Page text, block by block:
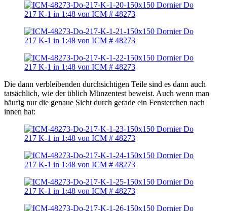
Die dann verbleibenden durchsichtigen Teile sind es dann auch
tatsächlich, wie der üblich Münzentest beweist. Auch wenn man
häufig nur die genaue Sicht durch gerade ein Fensterchen nach
innen hat: